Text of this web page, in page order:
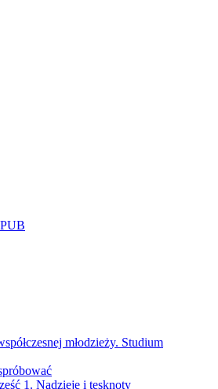
młodzieży. Studium
1. Nadzieje i tęsknoty